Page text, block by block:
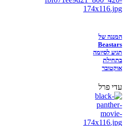
המנגה של
Beastars
תגיע לסיומה
בתחילת
אוקטובר
עדי פרל